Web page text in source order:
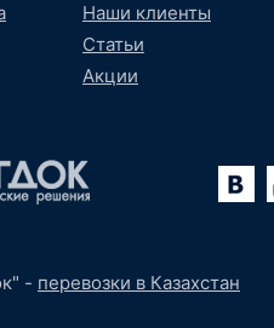
Наши клиенты
Статьи
Акции
tumblr
SoundCloud
- перевозки в Казахстан